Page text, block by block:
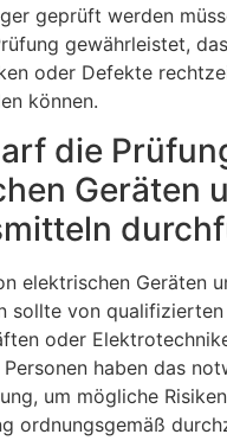
geprüft werden
gewährleistet,
oder Defekte
können.
die
Geräten
elektrischen Geräten
sollte von
oder
haben das
um mögliche
ordnungsgemäß